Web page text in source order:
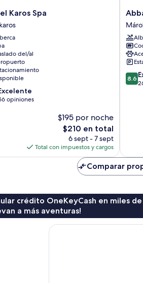
Karos Spa
del/al
opiniones
$195 por noche
El
precio
actual
es
$210 en total
6 sept - 7 sept
Total con impuestos y cargos
Club
8.6
de
8.6
Comparar
crédito OneKeyCash en miles de
a más aventuras!